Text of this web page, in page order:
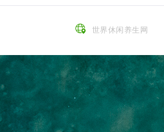
世界休闲养生网